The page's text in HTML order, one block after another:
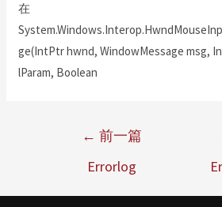
在
ge(IntPtr hwnd, WindowMessage msg,
lParam, Boolean
← 前一篇
Errorlog